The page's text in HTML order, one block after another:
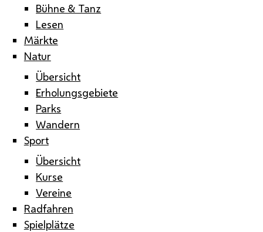
Bühne & Tanz
Lesen
Märkte
Natur
Übersicht
Erholungsgebiete
Parks
Wandern
Sport
Übersicht
Kurse
Vereine
Radfahren
Spielplätze